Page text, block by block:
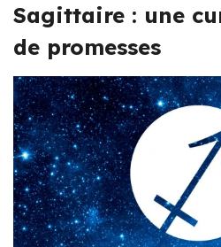
Sagittaire : une
de promesses